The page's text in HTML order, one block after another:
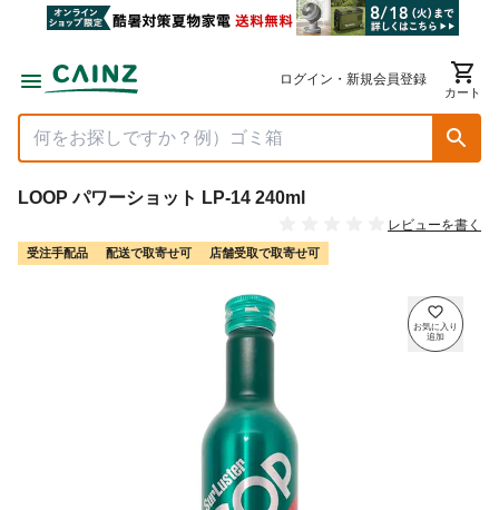
ログイン・新規会員登録
カート
LOOP パワーショット LP-14 240ml
レビューを書く
受注手配品 配送で取寄せ可 店舗受取で取寄せ可